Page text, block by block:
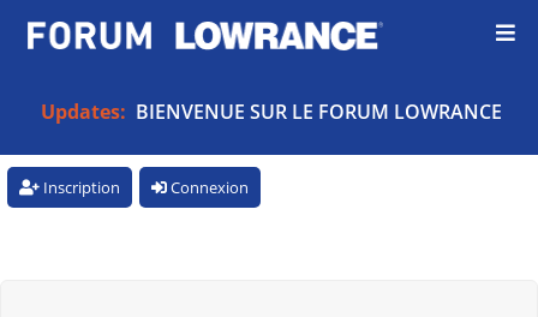
Updates: BIENVENUE SUR LE FORUM LOWRANCE
Inscription Connexion